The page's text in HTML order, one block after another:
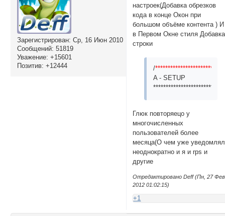
Зарегистрирован: Ср, 16 Июн 2010
Сообщений: 51819
Уважение: +15601
Позитив: +12444
настроек(Добавка обрезков
кода в конце Окон при
большом объёме контента ) И
в Первом Окне стиля Добавка
строки
/
A - SETUP
Глюк повторяецо у
многочисленных
пользователей более
месяца(О чем уже
неоднократно и я и rps и
другие
Отредактировано Deff (Пн, 27 Фев
2012 01:02:15)
+1